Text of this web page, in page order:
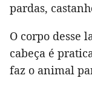
pardas,
O corpo desse
cabeça é
faz o animal